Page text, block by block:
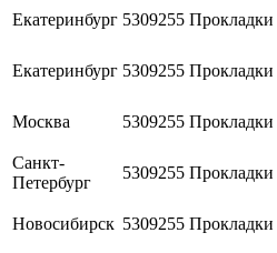
Екатеринбург 5309255 Прокладки
Екатеринбург 5309255 Прокладки
Москва 5309255 Прокладки
Санкт-
Петербург
5309255 Прокладки
Новосибирск 5309255 Прокладки